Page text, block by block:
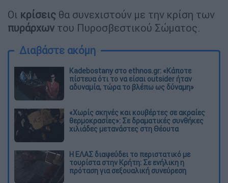
Οι κρίσεις θα συνεχιστούν με την κρίση των
πυράρχων του Πυροσβεστικού Σώματος.
Διαβάστε ακόμη
Kadebostany στο ethnos.gr: «Κάποτε
πίστευα ότι το να είσαι outsider ήταν
αδυναμία, τώρα το βλέπω ως δύναμη»
«Χωρίς σκηνές και κουβέρτες σε ακραίες
θερμοκρασίες»: Σε δραματικές συνθήκες
χιλιάδες μετανάστες στη Θέουτα
Η ΕΛΑΣ διαψεύδει το περιστατικό με
τουρίστα στην Κρήτη: Σε ενήλικη η
πρόταση για σεξουαλική συνεύρεση